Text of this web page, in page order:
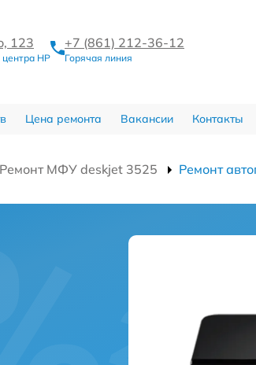
123
HP
+7 (861) 212-36-12
Горячая линия
Цена ремонта Вакансии Контакты
Ремонт МФУ deskjet 3525 Ремонт